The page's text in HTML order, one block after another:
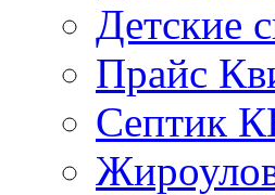
Детские
Прайс
Септик